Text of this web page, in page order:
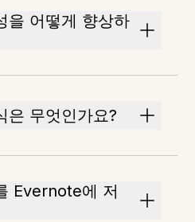
을 어떻게 향상하
은 무엇인가요?
Evernote에 저